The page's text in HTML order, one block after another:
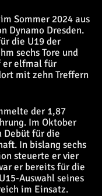
Sommer 2024 aus
Dynamo Dresden.
die U19 der
sechs Tore und
er elfmal für
mit zehn Treffern
der 1,87
Im Oktober
Debüt für die
In bislang sechs
steuerte er vier
er bereits für die
Auswahl seines
im Einsatz.